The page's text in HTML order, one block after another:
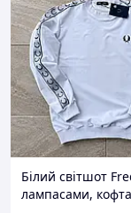
Білий світшот
лампасами,